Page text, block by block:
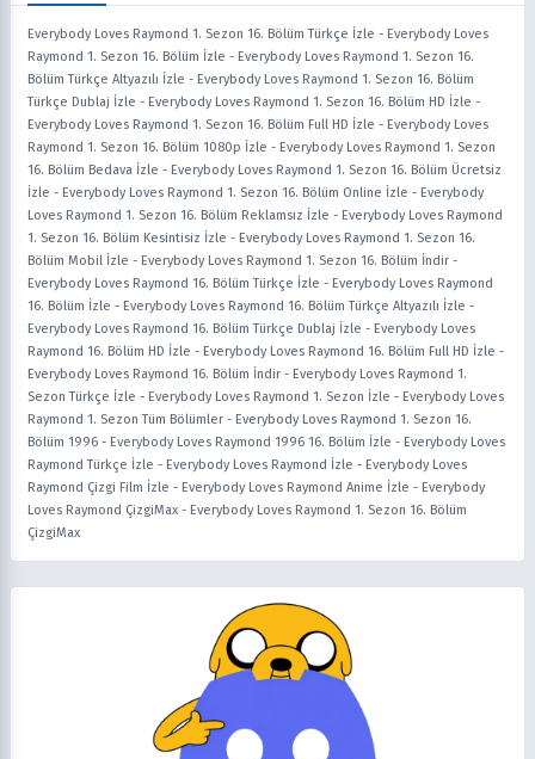
Everybody Loves Raymond 1. Sezon 16. Bölüm Türkçe İzle - Everybody Loves
Raymond 1. Sezon 16. Bölüm İzle - Everybody Loves Raymond 1. Sezon 16.
Bölüm Türkçe Altyazılı İzle - Everybody Loves Raymond 1. Sezon 16. Bölüm
Türkçe Dublaj İzle - Everybody Loves Raymond 1. Sezon 16. Bölüm HD İzle -
Everybody Loves Raymond 1. Sezon 16. Bölüm Full HD İzle - Everybody Loves
Raymond 1. Sezon 16. Bölüm 1080p İzle - Everybody Loves Raymond 1. Sezon
16. Bölüm Bedava İzle - Everybody Loves Raymond 1. Sezon 16. Bölüm Ücretsiz
İzle - Everybody Loves Raymond 1. Sezon 16. Bölüm Online İzle - Everybody
Loves Raymond 1. Sezon 16. Bölüm Reklamsız İzle - Everybody Loves Raymond
1. Sezon 16. Bölüm Kesintisiz İzle - Everybody Loves Raymond 1. Sezon 16.
Bölüm Mobil İzle - Everybody Loves Raymond 1. Sezon 16. Bölüm İndir -
Everybody Loves Raymond 16. Bölüm Türkçe İzle - Everybody Loves Raymond
16. Bölüm İzle - Everybody Loves Raymond 16. Bölüm Türkçe Altyazılı İzle -
Everybody Loves Raymond 16. Bölüm Türkçe Dublaj İzle - Everybody Loves
Raymond 16. Bölüm HD İzle - Everybody Loves Raymond 16. Bölüm Full HD İzle -
Everybody Loves Raymond 16. Bölüm İndir - Everybody Loves Raymond 1.
Sezon Türkçe İzle - Everybody Loves Raymond 1. Sezon İzle - Everybody Loves
Raymond 1. Sezon Tüm Bölümler - Everybody Loves Raymond 1. Sezon 16.
Bölüm 1996 - Everybody Loves Raymond 1996 16. Bölüm İzle - Everybody Loves
Raymond Türkçe İzle - Everybody Loves Raymond İzle - Everybody Loves
Raymond Çizgi Film İzle - Everybody Loves Raymond Anime İzle - Everybody
Loves Raymond ÇizgiMax - Everybody Loves Raymond 1. Sezon 16. Bölüm
ÇizgiMax